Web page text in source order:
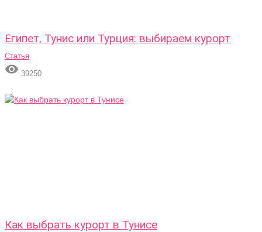
Египет, Тунис или Турция: выбираем курорт
Статья
 39250
Как выбрать курорт в Тунисе